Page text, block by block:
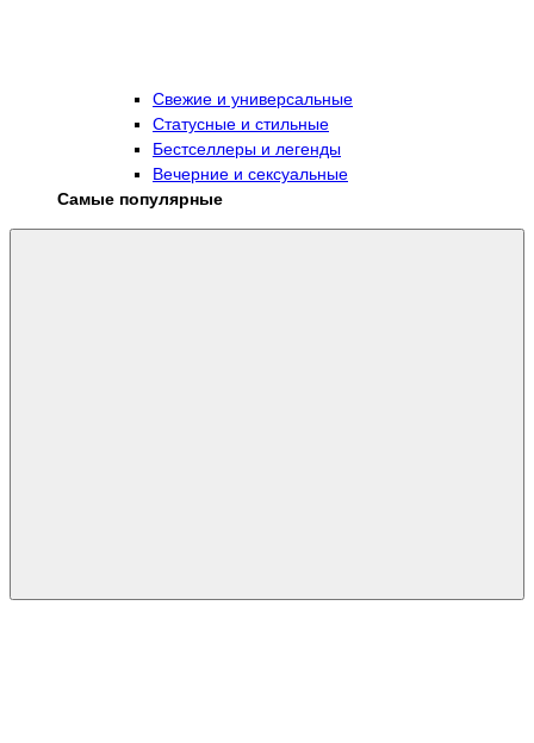
Свежие и универсальные
Статусные и стильные
Бестселлеры и легенды
Вечерние и сексуальные
Самые популярные